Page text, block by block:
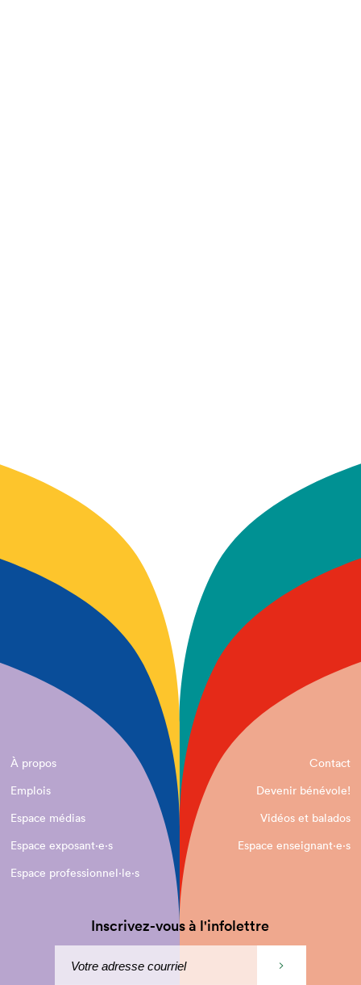
À propos
Contact
Emplois
Devenir bénévole!
Espace médias
Vidéos et balados
Espace exposant·e⋅s
Espace enseignant·e⋅s
Espace professionnel·le⋅s
Inscrivez-vous à l'infolettre